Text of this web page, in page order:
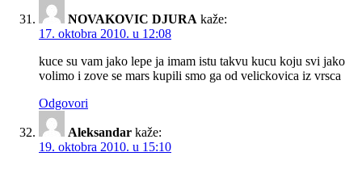
NOVAKOVIC DJURA kaže:
17. oktobra 2010. u 12:08
kuce su vam jako lepe ja imam istu takvu kucu koju svi jako
volimo i zove se mars kupili smo ga od velickovica iz vrsca
Odgovori
Aleksandar kaže:
19. oktobra 2010. u 15:10